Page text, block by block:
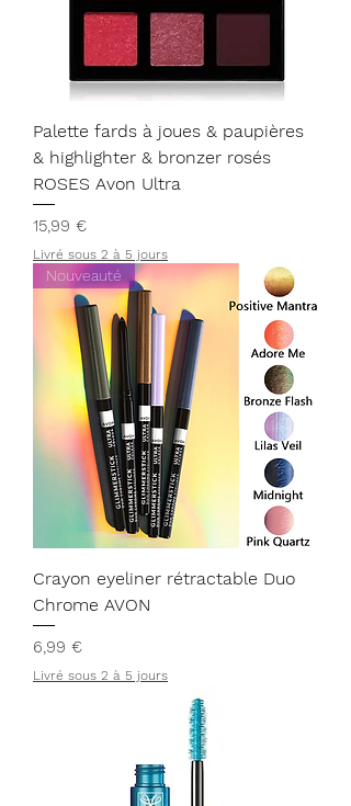
Palette fards à joues & paupières
& highlighter & bronzer rosés
ROSES Avon Ultra
Prix
15,99 €
Livré sous 2 à 5 jours
Nouveauté
Crayon eyeliner rétractable Duo
Chrome AVON
Prix
6,99 €
Livré sous 2 à 5 jours